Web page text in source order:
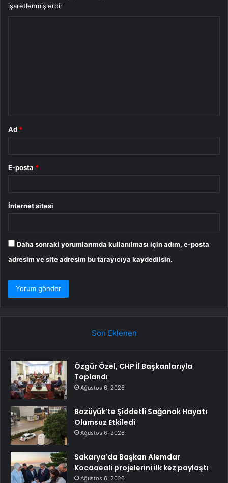
işaretlenmişlerdir
Ad *
E-posta *
İnternet sitesi
Daha sonraki yorumlarımda kullanılması için adım, e-posta
adresim ve site adresim bu tarayıcıya kaydedilsin.
Son Eklenen
Özgür Özel, CHP İl Başkanlarıyla
Toplandı
Ağustos 6, 2026
Bozüyük’te Şiddetli Sağanak Hayatı
Olumsuz Etkiledi
Ağustos 6, 2026
Sakarya’da Başkan Alemdar
Kocaaeali projelerini ilk kez paylaştı
Ağustos 6, 2026